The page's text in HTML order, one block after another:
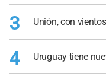
3 Unión, con
4 Uruguay tiene